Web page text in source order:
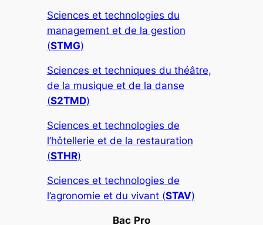
Sciences et technologies du
management et de la gestion
(STMG)
Sciences et techniques du théâtre,
de la musique et de la danse
(S2TMD)
Sciences et technologies de
l’hôtellerie et de la restauration
(STHR)
Sciences et technologies de
l’agronomie et du vivant (STAV)
Bac Pro